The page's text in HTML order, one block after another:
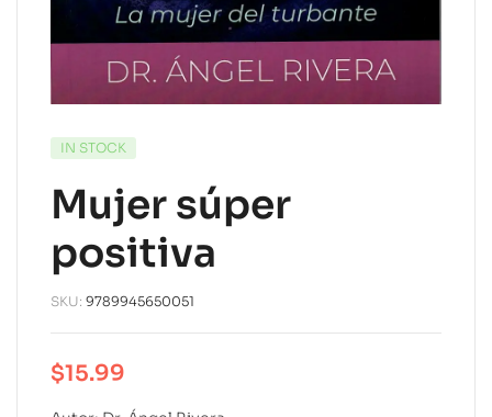
IN STOCK
Mujer súper
positiva
SKU: 9789945650051
$15.99